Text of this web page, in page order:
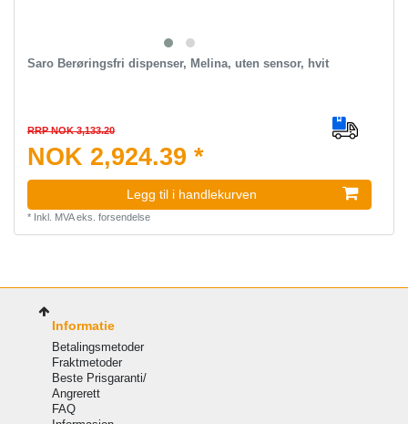
Saro Berøringsfri dispenser, Melina, uten sensor, hvit
RRP NOK 3,133.20
NOK 2,924.39 *
Legg til i handlekurven
* Inkl. MVAeks. forsendelse
Informatie
Betalingsmetoder
Fraktmetoder
Beste Prisgaranti/
Angrerett
FAQ